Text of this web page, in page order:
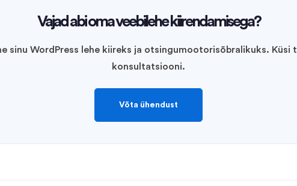
Vajad abi oma veebilehe kiirendamisega?
sinu WordPress lehe kiireks ja otsingumootorisõbralikuks. Küsi
konsultatsiooni.
Võta ühendust